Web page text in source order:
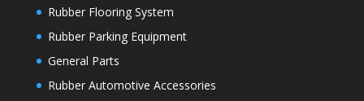
Rubber Flooring System
Rubber Parking Equipment
General Parts
Rubber Automotive Accessories